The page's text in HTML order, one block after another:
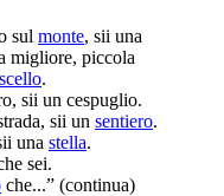
sul monte, sii una
migliore, piccola
.
sii un cespuglio.
sii un sentiero.
una stella.
sei.
che...” (continua)